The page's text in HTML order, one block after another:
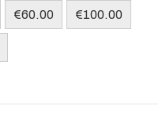
€60.00 €100.00